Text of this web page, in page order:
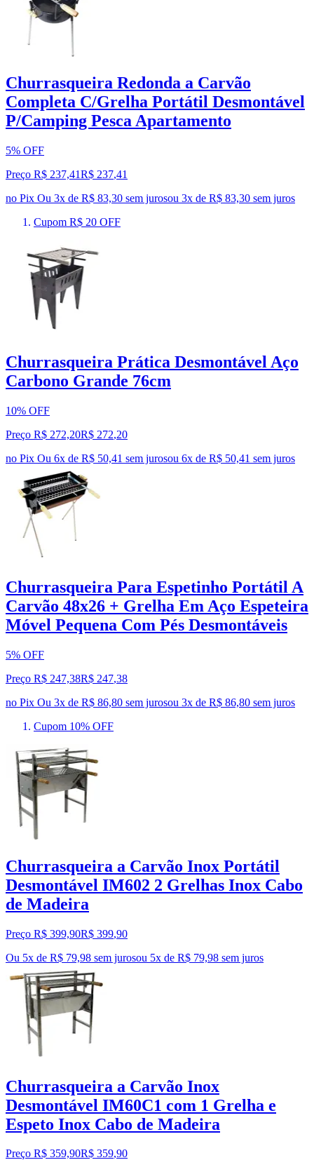
Churrasqueira Redonda a Carvão
Completa C/Grelha Portátil Desmontável
P/Camping Pesca Apartamento
5% OFF
Preço R$ 237,41R$ 237,41
no Pix Ou 3x de R$ 83,30 sem jurosou 3x de R$ 83,30 sem juros
Cupom R$ 20 OFF
Churrasqueira Prática Desmontável Aço
Carbono Grande 76cm
10% OFF
Preço R$ 272,20R$ 272,20
no Pix Ou 6x de R$ 50,41 sem jurosou 6x de R$ 50,41 sem juros
Churrasqueira Para Espetinho Portátil A
Carvão 48x26 + Grelha Em Aço Espeteira
Móvel Pequena Com Pés Desmontáveis
5% OFF
Preço R$ 247,38R$ 247,38
no Pix Ou 3x de R$ 86,80 sem jurosou 3x de R$ 86,80 sem juros
Cupom 10% OFF
Churrasqueira a Carvão Inox Portátil
Desmontável IM602 2 Grelhas Inox Cabo
de Madeira
Preço R$ 399,90R$ 399,90
Ou 5x de R$ 79,98 sem jurosou 5x de R$ 79,98 sem juros
Churrasqueira a Carvão Inox
Desmontável IM60C1 com 1 Grelha e
Espeto Inox Cabo de Madeira
Preço R$ 359,90R$ 359,90